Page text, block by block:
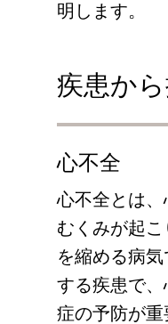
明します。
疾患か
心不全
心不全とは
むくみが起
を縮める病
する疾患で
症の予防が重